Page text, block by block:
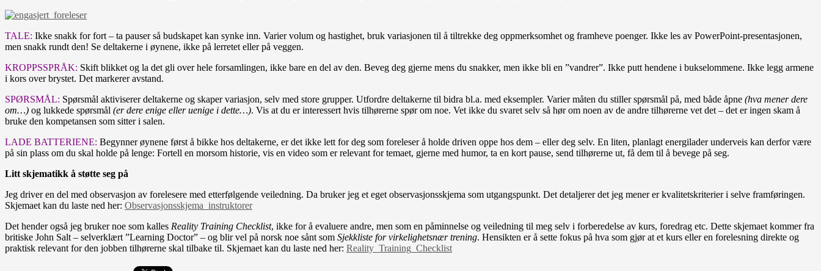
TALE: Ikke snakk for fort – ta pauser så budskapet kan synke inn. Varier volum og hastighet, bruk variasjonen til å tiltrekke deg oppmerksomhet og framheve poenger. Ikke les av PowerPoint-presentasjonen,
men snakk rundt den! Se deltakerne i øynene, ikke på lerretet eller på veggen.
KROPPSSPRÅK: Skift blikket og la det gli over hele forsamlingen, ikke bare en del av den. Beveg deg gjerne mens du snakker, men ikke bli en ”vandrer”. Ikke putt hendene i bukselommene. Ikke legg armene
i kors over brystet. Det markerer avstand.
SPØRSMÅL: Spørsmål aktiviserer deltakerne og skaper variasjon, selv med store grupper. Utfordre deltakerne til bidra bl.a. med eksempler. Varier måten du stiller spørsmål på, med både åpne (hva mener dere
om…) og lukkede spørsmål (er dere enige eller uenige i dette…). Vis at du er interessert hvis tilhørerne spør om noe. Vet ikke du svaret selv så hør om noen av de andre tilhørerne vet det – det er ingen skam å
bruke den kompetansen som sitter i salen.
LADE BATTERIENE: Begynner øynene først å bikke hos deltakerne, er det ikke lett for deg som foreleser å holde driven oppe hos dem – eller deg selv. En liten, planlagt energilader underveis kan derfor være
på sin plass om du skal holde på lenge: Fortell en morsom historie, vis en video som er relevant for temaet, gjerne med humor, ta en kort pause, send tilhørerne ut, få dem til å bevege på seg.
Litt skjematikk å støtte seg på
Jeg driver en del med observasjon av forelesere med etterfølgende veiledning. Da bruker jeg et eget observasjonsskjema som utgangspunkt. Det detaljerer det jeg mener er kvalitetskriterier i selve framføringen.
Skjemaet kan du laste ned her: Observasjonsskjema_instruktorer
Det hender også jeg bruker noe som kalles Reality Training Checklist, ikke for å evaluere andre, men som en påminnelse og veiledning til meg selv i forberedelse av kurs, foredrag etc. Dette skjemaet kommer fra
britiske John Salt – selverklært ”Learning Doctor” – og blir vel på norsk noe sånt som Sjekkliste for virkelighetsnær trening. Hensikten er å sette fokus på hva som gjør at et kurs eller en forelesning direkte og
praktisk relevant for den jobben tilhørerne skal tilbake til. Skjemaet kan du laste ned her: Reality_Training_Checklist